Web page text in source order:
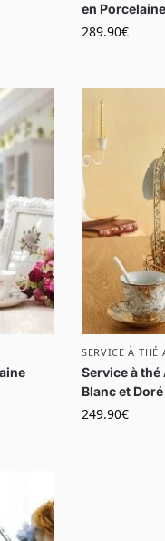
en Porcelaine
289.90€
SERVICE À THÉ
Service à
Blanc et Doré
249.90€